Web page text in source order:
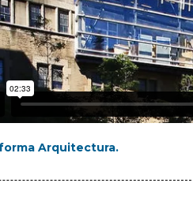
Arquitectura.